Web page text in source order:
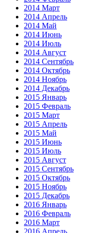
2014 Март
2014 Апрель
2014 Май
2014 Июнь
2014 Июль
2014 Август
2014 Сентябрь
2014 Октябрь
2014 Ноябрь
2014 Декабрь
2015 Январь
2015 Февраль
2015 Март
2015 Апрель
2015 Май
2015 Июнь
2015 Июль
2015 Август
2015 Сентябрь
2015 Октябрь
2015 Ноябрь
2015 Декабрь
2016 Январь
2016 Февраль
2016 Март
2016 Апрель